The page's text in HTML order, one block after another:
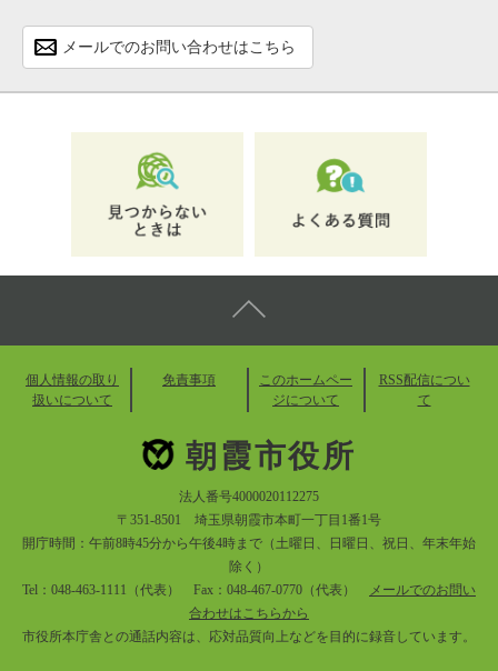
メールでのお問い合わせはこちら
個人情報の取り
扱いについて
免責事項
このホームペー
ジについて
RSS配信につい
て
朝霞市役所
法人番号4000020112275
〒351-8501 埼玉県朝霞市本町一丁目1番1号
開庁時間：午前8時45分から午後4時まで（土曜日、日曜日、祝日、年末年始
除く）
Tel：048-463-1111（代表） Fax：048-467-0770（代表）
メールでのお問い
合わせはこちらから
市役所本庁舎との通話内容は、応対品質向上などを目的に録音しています。